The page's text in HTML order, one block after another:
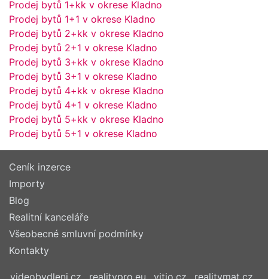
Prodej bytů 1+kk v okrese Kladno
Prodej bytů 1+1 v okrese Kladno
Prodej bytů 2+kk v okrese Kladno
Prodej bytů 2+1 v okrese Kladno
Prodej bytů 3+kk v okrese Kladno
Prodej bytů 3+1 v okrese Kladno
Prodej bytů 4+kk v okrese Kladno
Prodej bytů 4+1 v okrese Kladno
Prodej bytů 5+kk v okrese Kladno
Prodej bytů 5+1 v okrese Kladno
Ceník inzerce
Importy
Blog
Realitní kanceláře
Všeobecné smluvní podmínky
Kontakty
videobydleni.cz realitypro.eu vitio.cz realitymat.cz